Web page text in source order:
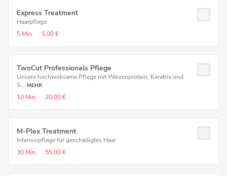
Express Treatment
Haarpflege
5 Min.
5,00 €
TwoCut Professionals Pflege
Unsere hochwirksame Pflege mit Weizenprotein, Keratrix und
S... MEHR
10 Min. 20,00 €
M-Plex Treatment
Intensivpflege für geschädigtes Haar
30 Min.
55,00 €